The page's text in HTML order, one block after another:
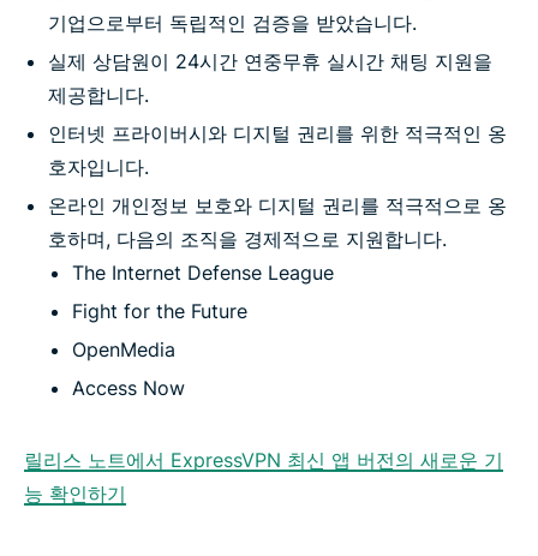
기업으로부터 독립적인 검증을 받았습니다.
실제 상담원이 24시간 연중무휴 실시간 채팅 지원을
제공합니다.
인터넷 프라이버시와 디지털 권리를 위한 적극적인 옹
호자입니다.
온라인 개인정보 보호와 디지털 권리를 적극적으로 옹
호하며, 다음의 조직을 경제적으로 지원합니다.
The Internet Defense League
Fight for the Future
OpenMedia
Access Now
릴리스 노트에서 ExpressVPN 최신 앱 버전의 새로운 기
능 확인하기